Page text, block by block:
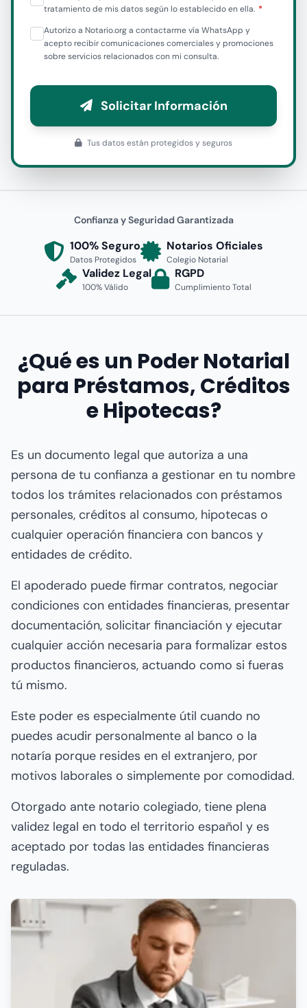
tratamiento de mis datos según lo establecido en ella.
Autorizo a Notario.org a contactarme vía WhatsApp y
acepto recibir comunicaciones comerciales y promociones
sobre servicios relacionados con mi consulta.
Solicitar Información
Tus datos están protegidos y seguros
Confianza y Seguridad Garantizada
100% Seguro
Datos Protegidos
Notarios Oficiales
Colegio Notarial
Validez Legal
100% Válido
RGPD
Cumplimiento Total
¿Qué es un Poder Notarial
para Préstamos, Créditos
e Hipotecas?
Es un documento legal que autoriza a una
persona de tu confianza a gestionar en tu nombre
todos los trámites relacionados con préstamos
personales, créditos al consumo, hipotecas o
cualquier operación financiera con bancos y
entidades de crédito.
El apoderado puede firmar contratos, negociar
condiciones con entidades financieras, presentar
documentación, solicitar financiación y ejecutar
cualquier acción necesaria para formalizar estos
productos financieros, actuando como si fueras
tú mismo.
Este poder es especialmente útil cuando no
puedes acudir personalmente al banco o la
notaría porque resides en el extranjero, por
motivos laborales o simplemente por comodidad.
Otorgado ante notario colegiado, tiene plena
validez legal en todo el territorio español y es
aceptado por todas las entidades financieras
reguladas.